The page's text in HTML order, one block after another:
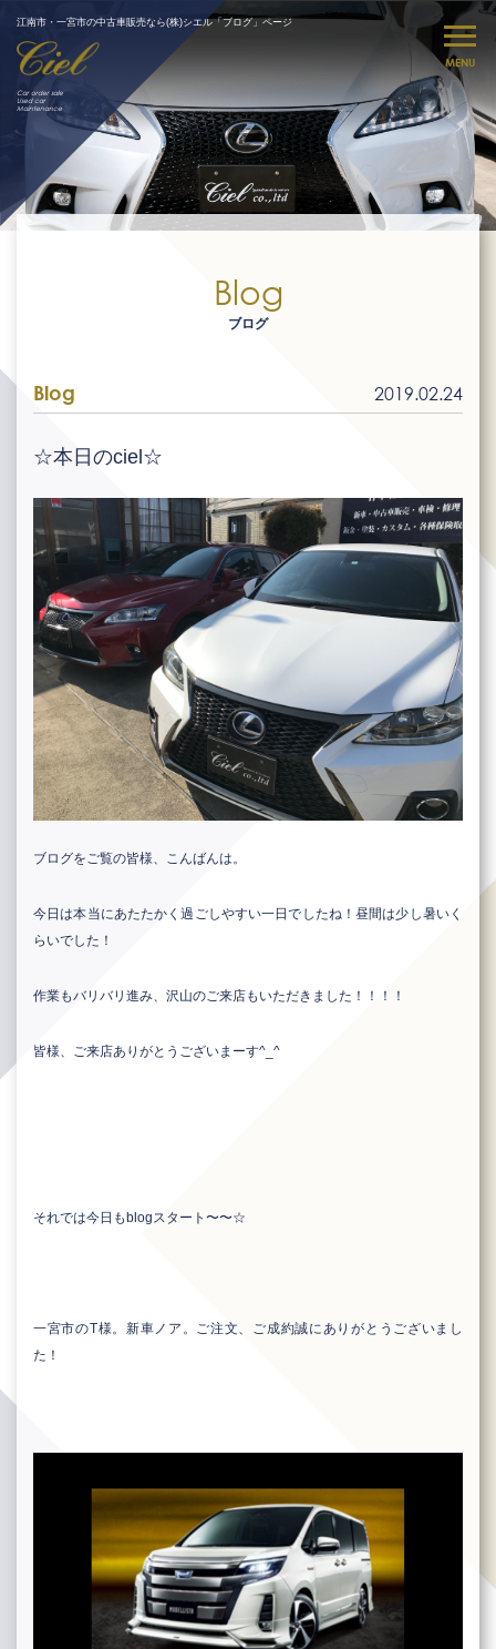
MENU
江南市・一宮市の中古車販売なら(株)シエル「ブログ」ページ
Car order sale
Used car
Maintenance
Blog
ブログ
Blog 2019.02.24
☆本日のciel☆
ブログをご覧の皆様、こんばんは。
今日は本当にあたたかく過ごしやすい一日でしたね！昼間は少し暑いく
らいでした！
作業もバリバリ進み、沢山のご来店もいただきました！！！！
皆様、ご来店ありがとうございまーす^_^
それでは今日もblogスタート〜〜☆
一宮市のT様。新車ノア。ご注文、ご成約誠にありがとうございまし
た！